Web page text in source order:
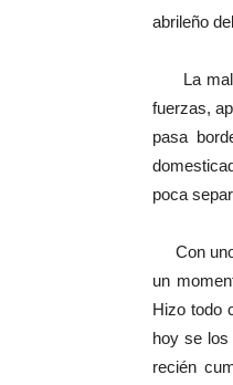
abrileño
La mal
fuerzas,
pasa
poca
Con
un
Hizo todo
hoy se
recién